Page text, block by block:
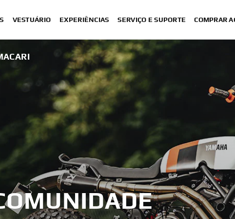
VESTUÁRIO EXPERIÊNCIAS SERVIÇO E SUPORTE COMPRAR